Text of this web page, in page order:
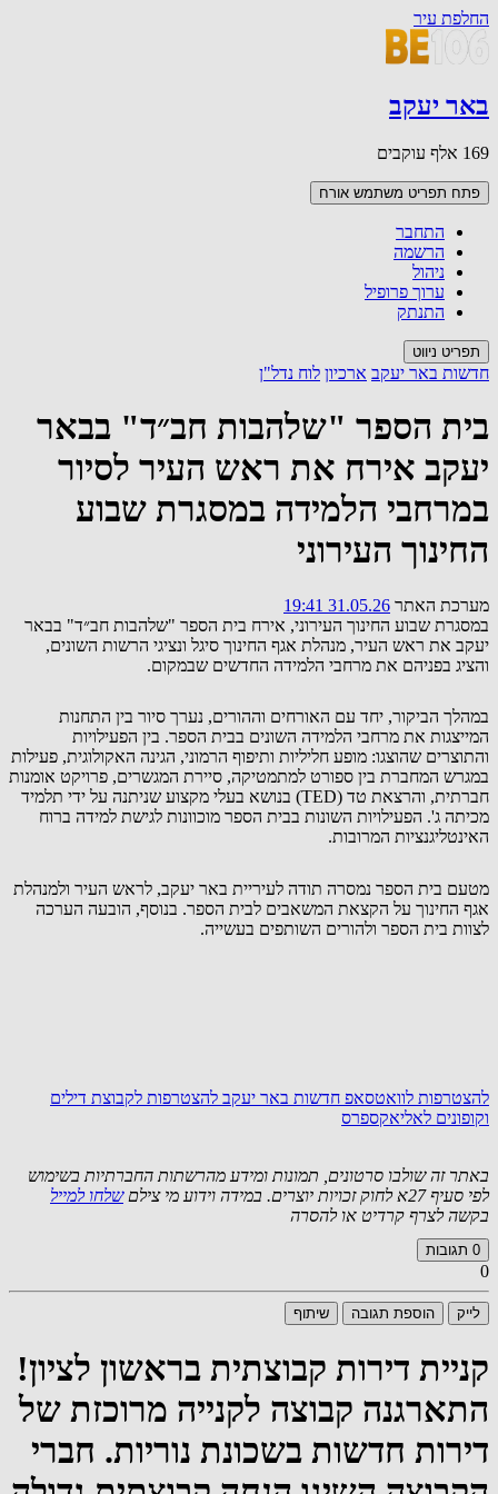
החלפת עיר
באר יעקב
169 אלף עוקבים
פתח תפריט משתמש אורח
התחבר
הרשמה
ניהול
ערוך פרופיל
התנתק
תפריט ניווט
חדשות באר יעקב ארכיון לוח נדל"ן
בית הספר "שלהבות חב״ד" בבאר
יעקב אירח את ראש העיר לסיור
במרחבי הלמידה במסגרת שבוע
החינוך העירוני
מערכת האתר 31.05.26 19:41
במסגרת שבוע החינוך העירוני, אירח בית הספר "שלהבות חב״ד" בבאר
יעקב את ראש העיר, מנהלת אגף החינוך סיגל ונציגי הרשות השונים,
והציג בפניהם את מרחבי הלמידה החדשים שבמקום.
במהלך הביקור, יחד עם האורחים וההורים, נערך סיור בין התחנות
המייצגות את מרחבי הלמידה השונים בבית הספר. בין הפעילויות
והתוצרים שהוצגו: מופע חליליות ותיפוף הרמוני, הגינה האקולוגית, פעילות
במגרש המחברת בין ספורט למתמטיקה, סיירת המגשרים, פרויקט אומנות
חברתית, והרצאת טד (TED) בנושא בעלי מקצוע שניתנה על ידי תלמיד
מכיתה ג'. הפעילויות השונות בבית הספר מוכוונות לגישת למידה ברוח
האינטליגנציות המרובות.
מטעם בית הספר נמסרה תודה לעיריית באר יעקב, לראש העיר ולמנהלת
אגף החינוך על הקצאת המשאבים לבית הספר. בנוסף, הובעה הערכה
לצוות בית הספר ולהורים השותפים בעשייה.
להצטרפות לוואטסאפ חדשות באר יעקב להצטרפות לקבוצת דילים
וקופונים לאליאקספרס
באתר זה שולבו סרטונים, תמונות ומידע מהרשתות החברתיות בשימוש
לפי סעיף 27א לחוק זכויות יוצרים. במידה וידוע מי צילם
שלחו למייל
בקשה לצרף קרדיט או להסרה
0 תגובות
0
לייק הוספת תגובה שיתוף
קניית דירות קבוצתית בראשון לציון!
התארגנה קבוצה לקנייה מרוכזת של
דירות חדשות בשכונת נוריות. חברי